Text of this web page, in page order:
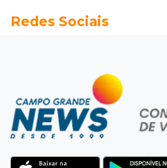
Semana vai começar com
Flagrante
Motorista atinge carro
retrovisor e foge no
“Sinto que ela está por
Redes Sociais